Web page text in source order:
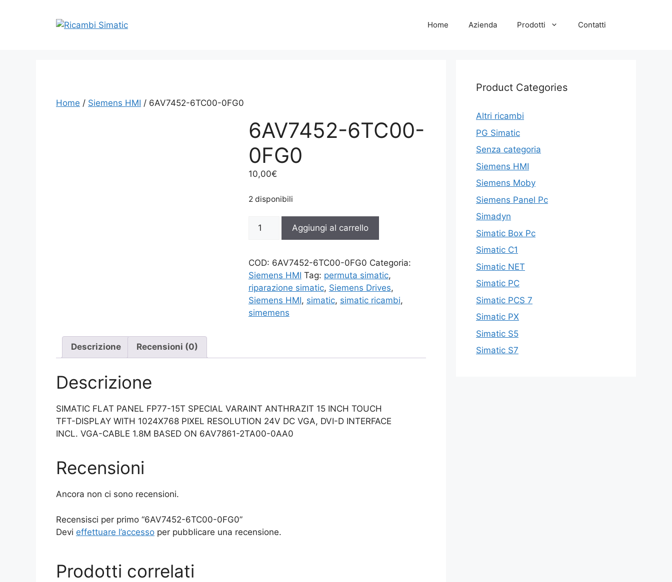
Home Azienda Prodotti Contatti
Home / Siemens HMI / 6AV7452-6TC00-0FG0
6AV7452-6TC00-
0FG0
10,00€
2 disponibili
6TC00-
quantità
Aggiungi al carrello
COD: 6AV7452-6TC00-0FG0 Categoria:
Siemens HMI Tag: permuta simatic,
riparazione simatic, Siemens Drives,
Siemens HMI, simatic, simatic ricambi,
simemens
Descrizione Recensioni (0)
Descrizione
SIMATIC FLAT PANEL FP77-15T SPECIAL VARAINT ANTHRAZIT 15 INCH TOUCH
TFT-DISPLAY WITH 1024X768 PIXEL RESOLUTION 24V DC VGA, DVI-D INTERFACE
INCL. VGA-CABLE 1.8M BASED ON 6AV7861-2TA00-0AA0
Recensioni
Ancora non ci sono recensioni.
Recensisci per primo “6AV7452-6TC00-0FG0”
Devi effettuare l’accesso per pubblicare una recensione.
Prodotti correlati
Product Categories
Altri ricambi
PG Simatic
Senza categoria
Siemens HMI
Siemens Moby
Siemens Panel Pc
Simadyn
Simatic Box Pc
Simatic C1
Simatic NET
Simatic PC
Simatic PCS 7
Simatic PX
Simatic S5
Simatic S7